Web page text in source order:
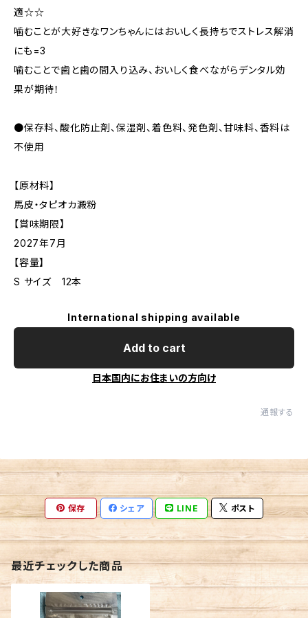
適☆☆
噛むことが大好きなワンちゃんにはおいしく長持ちでストレス解消
にも=3
噛むことで歯と歯の間入り込み、おいしく食べながらデンタル効
果が期待！
●保存料、酸化防止剤、保湿剤、着色料、発色剤、甘味料、香料は
不使用
【原材料】
馬皮・タピオカ澱粉
【賞味期限】
2027年7月
【容量】
S サイズ 12本
International shipping available
Add to cart
日本国内にお住まいの方向け
通報する
保存 シェア LINE ポスト
最近チェックした商品